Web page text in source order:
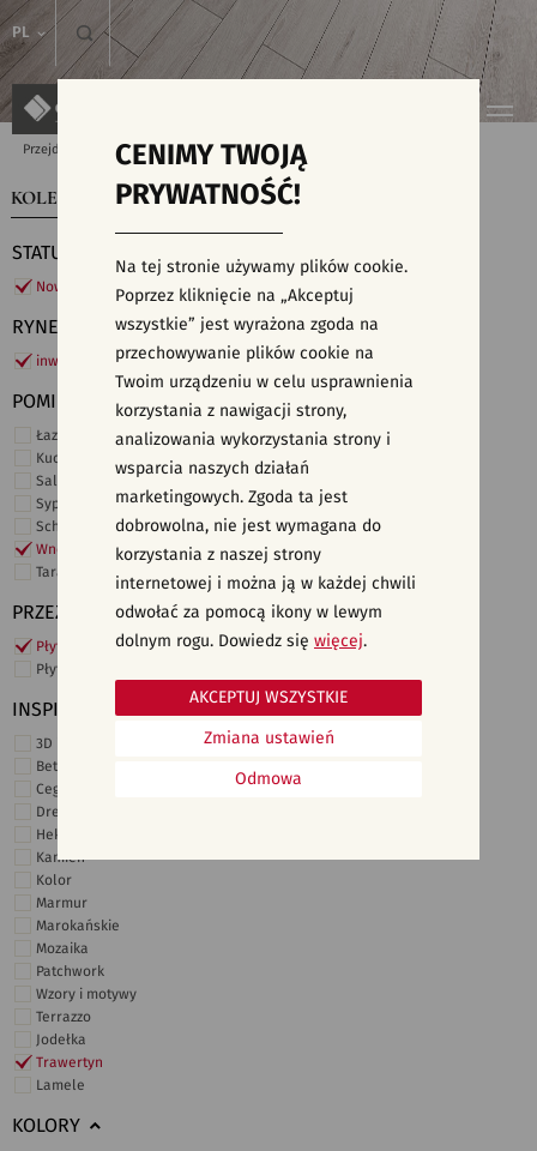
PL
Przejdź do strony głównej Kolekcje
KOLEKCJE WYSZUKIWARKA PŁYTEK
STATUS
Nowości
RYNEK
inwestycje
POMIESZCZENIE
Łazienka
Kuchnia
Salon i hol
Sypialnia
Schody
Wnętrza komercyjne
Taras i ogród
PRZEZNACZENIE
Płytki ścienne
Płytki podłogowe
INSPIRACJE
3D i struktury
Beton
Cegiełki
Drewno
Heksagonalne
Kamień
Kolor
Marmur
Marokańskie
Mozaika
Patchwork
Wzory i motywy
Terrazzo
Jodełka
Trawertyn
Lamele
KOLORY
CENIMY TWOJĄ
PRYWATNOŚĆ!
Na tej stronie używamy plików cookie.
Poprzez kliknięcie na „Akceptuj
wszystkie” jest wyrażona zgoda na
przechowywanie plików cookie na
Twoim urządzeniu w celu usprawnienia
korzystania z nawigacji strony,
analizowania wykorzystania strony i
wsparcia naszych działań
marketingowych. Zgoda ta jest
dobrowolna, nie jest wymagana do
korzystania z naszej strony
internetowej i można ją w każdej chwili
odwołać za pomocą ikony w lewym
dolnym rogu. Dowiedz się więcej.
Odmowa
Zmiana ustawień
AKCEPTUJ WSZYSTKIE